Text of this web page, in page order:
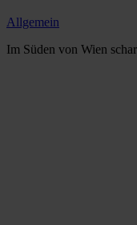
Allgemein
Im Süden von Wien